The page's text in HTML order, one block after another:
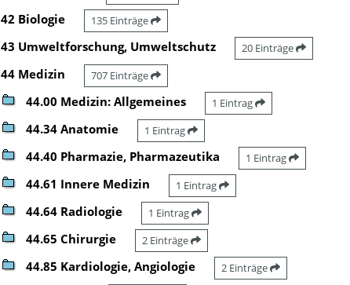
42 Biologie 135 Einträge
43 Umweltforschung, Umweltschutz 20 Einträge
44 Medizin 707 Einträge
44.00 Medizin: Allgemeines 1 Eintrag
44.34 Anatomie 1 Eintrag
44.40 Pharmazie, Pharmazeutika 1 Eintrag
44.61 Innere Medizin 1 Eintrag
44.64 Radiologie 1 Eintrag
44.65 Chirurgie 2 Einträge
44.85 Kardiologie, Angiologie 2 Einträge